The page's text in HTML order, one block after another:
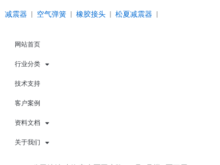
减震器 空气弹簧 橡胶接头 松夏减震器
网站首页
行业分类
技术支持
客户案例
资料文档
关于我们